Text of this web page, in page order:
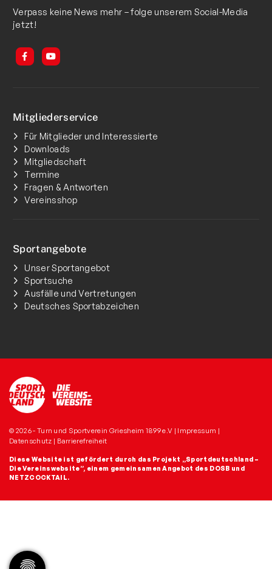
Verpass keine News mehr – folge unserem Social-Media
jetzt!
Mitgliederservice
Für Mitglieder und Interessierte
Downloads
Mitgliedschaft
Termine
Fragen & Antworten
Vereinsshop
Sportangebote
Unser Sportangebot
Sportsuche
Ausfälle und Vertretungen
Deutsches Sportabzeichen
© 2026 - Turn und Sportverein Griesheim 1899 e.V | Impressum |
Datenschutz | Barrierefreiheit
Diese Website ist gefördert durch das Projekt „Sportdeutschland –
Die Vereinswebsite”, einem gemeinsamen Angebot des DOSB und
NETZCOCKTAIL.